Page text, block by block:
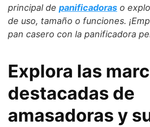
principal de panificadoras o
de uso, tamaño o funciones.
pan casero con la panificadora
Explora las
destacadas de
amasadoras y